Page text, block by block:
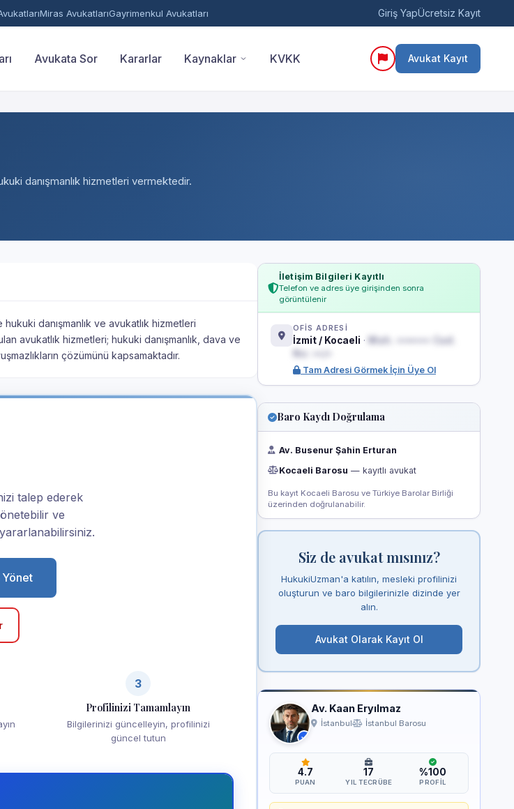
Miras AvukatlarıGayrimenkul Avukatları Giriş YapÜcretsiz Kayıt
Avukata Sor Kararlar Kaynaklar KVKK Avukat Kayıt
danışmanlık hizmetleri vermektedir.
danışmanlık ve avukatlık hizmetleri
avukatlık hizmetleri; hukuki danışmanlık, dava ve
çözümünü kapsamaktadır.
talep ederek
ve
3
Profilinizi Tamamlayın
Bilgilerinizi güncelleyin, profilinizi
güncel tutun
İletişim Bilgileri Kayıtlı
Telefon ve adres üye girişinden sonra
görüntülenir
OFİS ADRESİ
İzmit / Kocaeli ·
Mah. ••••••• Cad.
Tam Adresi Görmek İçin Üye Ol
Baro Kaydı Doğrulama
Av. Busenur Şahin Erturan
Kocaeli Barosu — kayıtlı avukat
Bu kayıt Kocaeli Barosu ve Türkiye Barolar Birliği
üzerinden doğrulanabilir.
Siz de avukat mısınız?
HukukiUzman'a katılın, mesleki profilinizi
oluşturun ve baro bilgilerinizle dizinde yer
alın.
Avukat Olarak Kayıt Ol
Av. Kaan Eryılmaz
İstanbul İstanbul Barosu
4.7
PUAN
17
YIL TECRÜBE
%100
PROFIL